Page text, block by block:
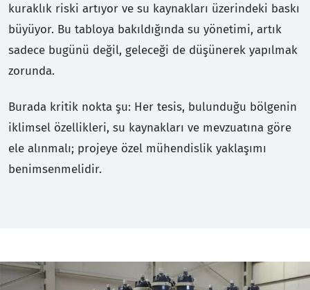
kuraklık riski artıyor ve su kaynakları üzerindeki baskı
büyüyor. Bu tabloya bakıldığında su yönetimi, artık
sadece bugünü değil, geleceği de düşünerek yapılmak
zorunda.
Burada kritik nokta şu: Her tesis, bulunduğu bölgenin
iklimsel özellikleri, su kaynakları ve mevzuatına göre
ele alınmalı; projeye özel mühendislik yaklaşımı
benimsenmelidir.